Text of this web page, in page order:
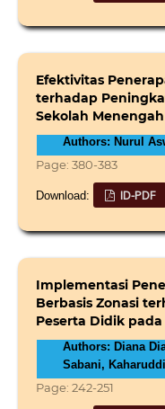
Efektivitas
terhadap
Sekolah
Authors: Nurul
Page: 380-383
Download: ID-PDF
Implementasi
Berbasis Zonasi
Peserta Didik
Authors: Diana
Sabani,
Page: 242-251